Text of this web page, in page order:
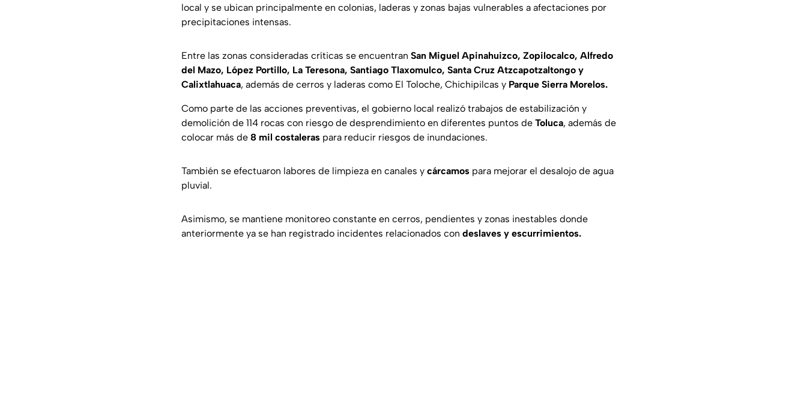
local y se ubican principalmente en colonias, laderas y zonas bajas vulnerables a afectaciones por
precipitaciones intensas.
Entre las zonas consideradas críticas se encuentran San Miguel Apinahuizco, Zopilocalco, Alfredo
del Mazo, López Portillo, La Teresona, Santiago Tlaxomulco, Santa Cruz Atzcapotzaltongo y
Calixtlahuaca, además de cerros y laderas como El Toloche, Chichipilcas y Parque Sierra Morelos.
Como parte de las acciones preventivas, el gobierno local realizó trabajos de estabilización y
demolición de 114 rocas con riesgo de desprendimiento en diferentes puntos de Toluca, además de
colocar más de 8 mil costaleras para reducir riesgos de inundaciones.
También se efectuaron labores de limpieza en canales y cárcamos para mejorar el desalojo de agua
pluvial.
Asimismo, se mantiene monitoreo constante en cerros, pendientes y zonas inestables donde
anteriormente ya se han registrado incidentes relacionados con deslaves y escurrimientos.